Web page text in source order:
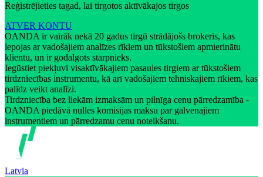
Reģistrējieties tagad, lai tirgotos aktīvākajos tirgos
ATVER KONTU
OANDA ir vairāk nekā 20 gadus tirgū strādājošs brokeris, kas
lepojas ar vadošajiem analīzes rīkiem un tūkstošiem apmierinātu
klientu, un ir godalgots starpnieks.
Iegūstiet piekļuvi visaktīvākajiem pasaules tirgiem ar tūkstošiem
tirdzniecības instrumentu, kā arī vadošajiem tehniskajiem rīkiem, kas
palīdz veikt analīzi.
Tirdzniecība bez liekām izmaksām un pilnīga cenu pārredzamība -
OANDA piedāvā nulles komisijas maksu par galvenajiem
instrumentiem un pārredzamu cenu noteikšanu.
Latvia